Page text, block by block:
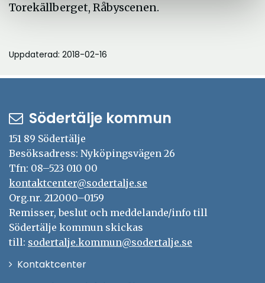
Torekällberget, Råbyscenen.
Uppdaterad: 2018-02-16
Södertälje kommun
151 89 Södertälje
Besöksadress: Nyköpingsvägen 26
Tfn: 08–523 010 00
kontaktcenter@sodertalje.se
Org.nr. 212000–0159
Remisser, beslut och meddelande/info till
Södertälje kommun skickas
till: sodertalje.kommun@sodertalje.se
KontaktcenterÖppna